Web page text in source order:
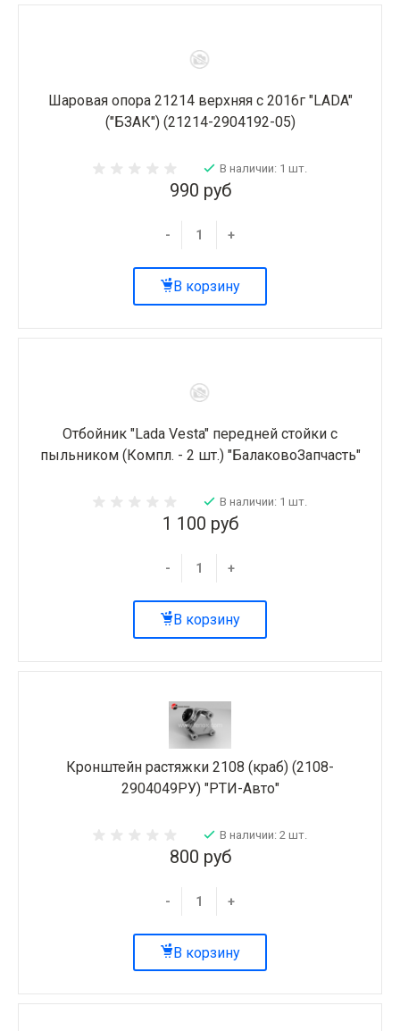
Шаровая опора 21214 верхняя с 2016г "LADA"
("БЗАК") (21214-2904192-05)
В наличии: 1 шт.
990 руб
- +
В корзину
Отбойник "Lada Vesta" передней стойки с
пыльником (Компл. - 2 шт.) "БалаковоЗапчасть"
В наличии: 1 шт.
1 100 руб
- +
В корзину
Кронштейн растяжки 2108 (краб) (2108-
2904049РУ) "РТИ-Авто"
В наличии: 2 шт.
800 руб
- +
В корзину